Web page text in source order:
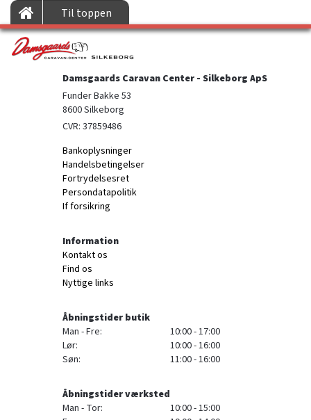
Til toppen
Damsgaards Caravan Center - Silkeborg ApS
Funder Bakke 53
8600 Silkeborg
CVR: 37859486
Bankoplysninger
Handelsbetingelser
Fortrydelsesret
Persondatapolitik
If forsikring
Information
Kontakt os
Find os
Nyttige links
Åbningstider butik
Man - Fre:
10:00 - 17:00
Lør:
10:00 - 16:00
Søn:
11:00 - 16:00
Åbningstider værksted
Man - Tor:
10:00 - 15:00